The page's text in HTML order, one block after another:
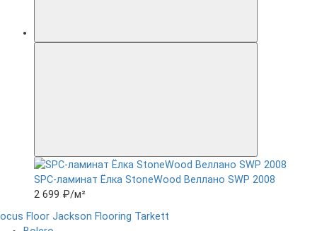
SPC-ламинат Ëлка StoneWood Веллано SWP 2008
2 699 ₽/м²
Floor Jackson Flooring Tarkett